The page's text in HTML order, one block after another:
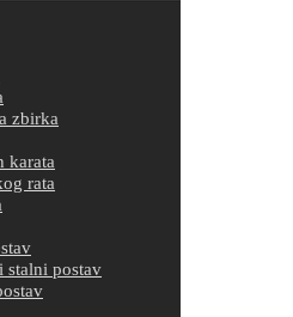
zbirka
karata
rata
stalni postav